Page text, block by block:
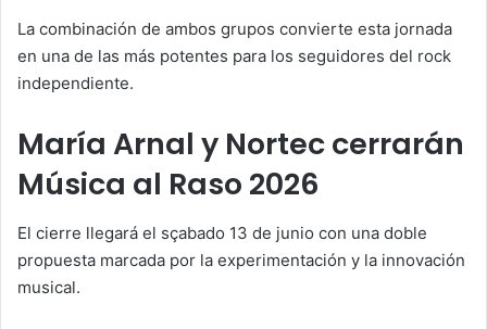
La combinación de ambos grupos convierte esta jornada
en una de las más potentes para los seguidores del rock
independiente.
María Arnal y Nortec cerrarán
Música al Raso 2026
El cierre llegará el sçabado 13 de junio con una doble
propuesta marcada por la experimentación y la innovación
musical.